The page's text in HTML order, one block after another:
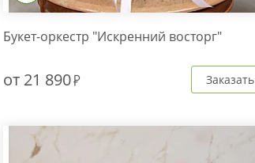
Букет-оркестр "Искренний восторг"
от 21 890 Заказать